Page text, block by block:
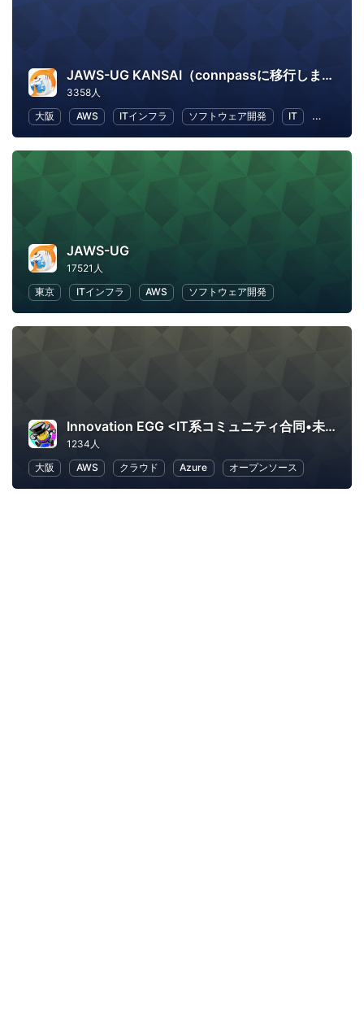
JAWS-UG KANSAI（connpassに移行しました）
3358人
大阪
AWS ITインフラ ソフトウェア開発 IT IT ソリュ
JAWS-UG
17521人
東京
ITインフラ AWS ソフトウェア開発
Innovation EGG <IT系コミュニティ合同•未経験者向け勉強会>
1234人
大阪
AWS クラウド Azure オープンソース